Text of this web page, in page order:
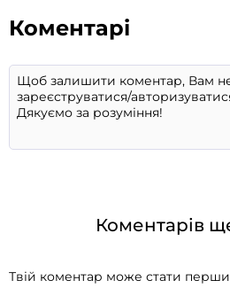
Коментарі
Коментарів
Твій коментар може стати